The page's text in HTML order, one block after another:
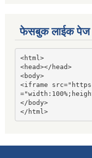
फेसबुक लाईक पेज
<html>
<head></head>
<body>
<iframe
</body>
</html>